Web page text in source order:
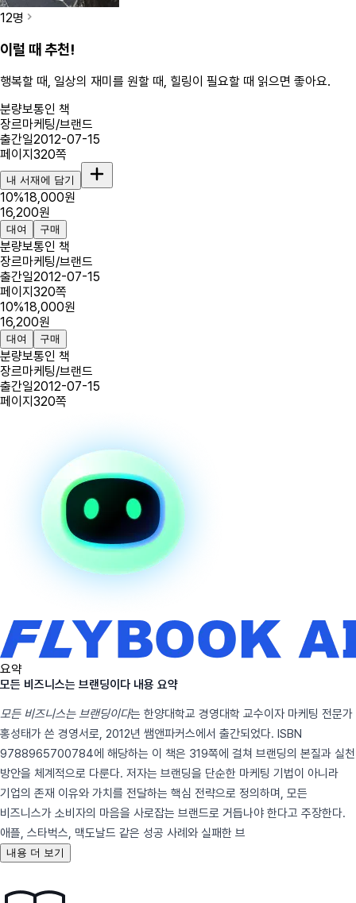
12명
이럴 때 추천!
행복할 때, 일상의 재미를 원할 때, 힐링이 필요할 때 읽으면 좋아요.
분량보통인 책
장르마케팅/브랜드
출간일2012-07-15
페이지320쪽
내 서재에 담기
10%18,000원
16,200원
대여 구매
분량보통인 책
장르마케팅/브랜드
출간일2012-07-15
페이지320쪽
10%18,000원
16,200원
대여 구매
분량보통인 책
장르마케팅/브랜드
출간일2012-07-15
페이지320쪽
요약
모든 비즈니스는 브랜딩이다 내용 요약
모든 비즈니스는 브랜딩이다는 한양대학교 경영대학 교수이자 마케팅 전문가
홍성태가 쓴 경영서로, 2012년 쌤앤파커스에서 출간되었다. ISBN
9788965700784에 해당하는 이 책은 319쪽에 걸쳐 브랜딩의 본질과 실천
방안을 체계적으로 다룬다. 저자는 브랜딩을 단순한 마케팅 기법이 아니라
기업의 존재 이유와 가치를 전달하는 핵심 전략으로 정의하며, 모든
비즈니스가 소비자의 마음을 사로잡는 브랜드로 거듭나야 한다고 주장한다.
애플, 스타벅스, 맥도날드 같은 성공 사례와 실패한 브
내용 더 보기